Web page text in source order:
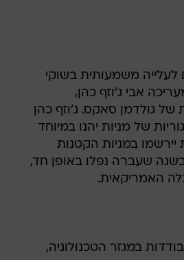
משמעותית בשוקי
אבי ג'וזף כהן,
גולדמן סאקס. ג'וזף כהן
של מניות יהנו במיוחד
יירשמו במניות הקטנות
שעברה נפלו באופן חד,
האמריקאית.
במגזר הטכנולוגיה,